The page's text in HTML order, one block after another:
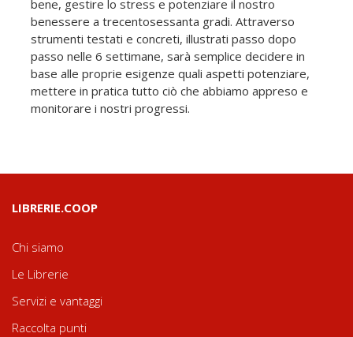
bene, gestire lo stress e potenziare il nostro
benessere a trecentosessanta gradi. Attraverso
strumenti testati e concreti, illustrati passo dopo
passo nelle 6 settimane, sarà semplice decidere in
base alle proprie esigenze quali aspetti potenziare,
mettere in pratica tutto ciò che abbiamo appreso e
monitorare i nostri progressi.
LIBRERIE.COOP
Chi siamo
Le Librerie
Servizi e vantaggi
Raccolta punti